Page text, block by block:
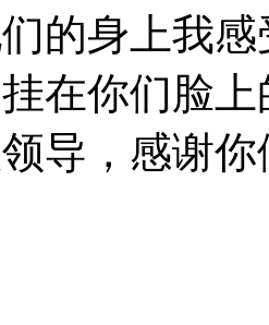
的身上我
在你们脸
导，感谢